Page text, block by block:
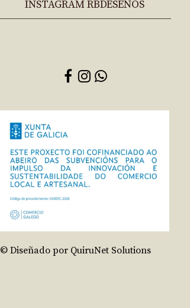
INSTAGRAM RBDESEÑOS
© Diseñado por QuiruNet Solutions